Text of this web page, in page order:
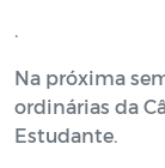
.
Na próxima
ordinárias da
Estudante.